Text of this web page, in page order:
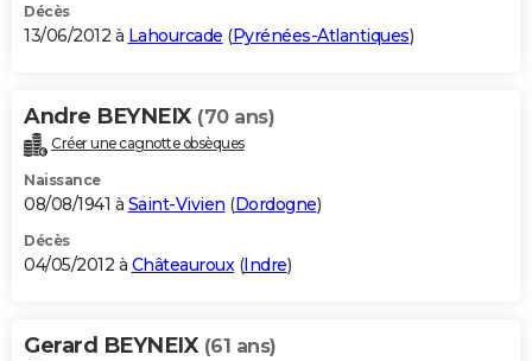
Décès
13/06/2012 à Lahourcade (Pyrénées-Atlantiques)
Andre BEYNEIX (70 ans)
Créer une cagnotte obsèques
Naissance
08/08/1941 à Saint-Vivien (Dordogne)
Décès
04/05/2012 à Châteauroux(Indre)
Gerard BEYNEIX (61 ans)